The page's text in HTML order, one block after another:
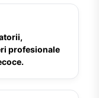
profesionale